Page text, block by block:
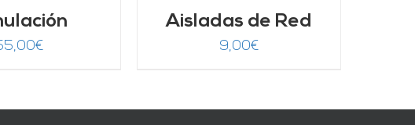
€
Aisladas de Red
9,00€